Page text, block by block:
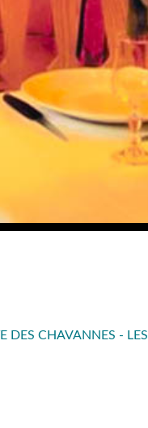
DES CHAVANNES - LES